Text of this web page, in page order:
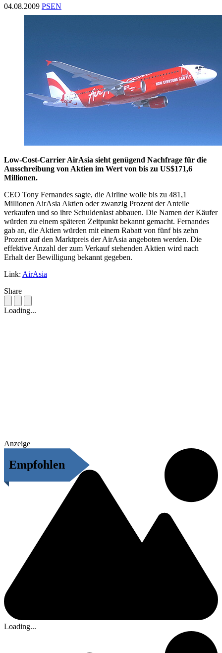
04.08.2009 PSEN
Low-Cost-Carrier AirAsia sieht genügend Nachfrage für die
Ausschreibung von Aktien im Wert von bis zu US$171,6
Millionen.
CEO Tony Fernandes sagte, die Airline wolle bis zu 481,1
Millionen AirAsia Aktien oder zwanzig Prozent der Anteile
verkaufen und so ihre Schuldenlast abbauen. Die Namen der Käufer
würden zu einem späteren Zeitpunkt bekannt gemacht. Fernandes
gab an, die Aktien würden mit einem Rabatt von fünf bis zehn
Prozent auf den Marktpreis der AirAsia angeboten werden. Die
effektive Anzahl der zum Verkauf stehenden Aktien wird nach
Erhalt der Bewilligung bekannt gegeben.
Link: AirAsia
Share
Loading...
Anzeige
Empfohlen
Loading...